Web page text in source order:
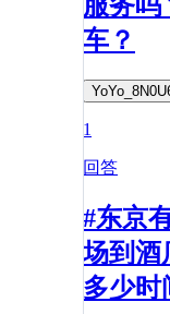
车？
1
回答
#东京
场到酒
多少时